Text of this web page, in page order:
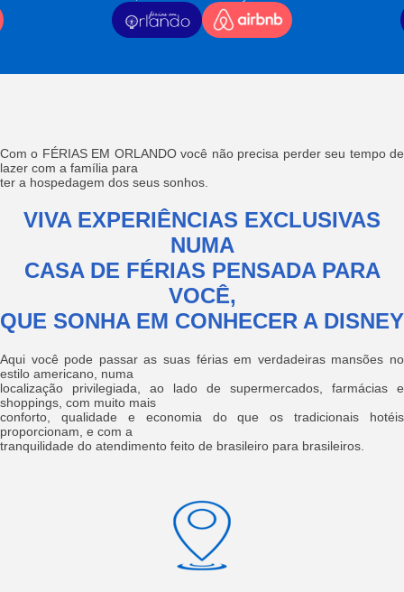
Com o FÉRIAS EM ORLANDO você não precisa perder seu tempo de
lazer com a família para
ter a hospedagem dos seus sonhos.
VIVA EXPERIÊNCIAS EXCLUSIVAS
NUMA
CASA DE FÉRIAS PENSADA PARA
VOCÊ,
QUE SONHA EM CONHECER A DISNEY
Aqui você pode passar as suas férias em verdadeiras mansões no
estilo americano, numa
localização privilegiada, ao lado de supermercados, farmácias e
shoppings, com muito mais
conforto, qualidade e economia do que os tradicionais hotéis
proporcionam, e com a
tranquilidade do atendimento feito de brasileiro para brasileiros.